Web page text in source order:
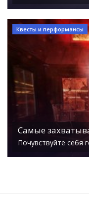
Квесты и перформансы
Самые
Почувствуйте себя